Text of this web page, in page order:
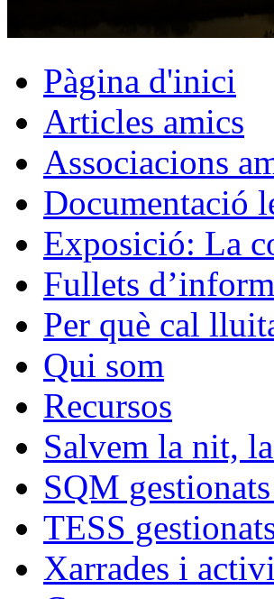
Pàgina d'inici
Articles amics
Associacions
Documentació
Exposició: La
Fullets
Per què cal
Qui som
Recursos
Salvem la nit,
SQM
TESS
Xarrades i